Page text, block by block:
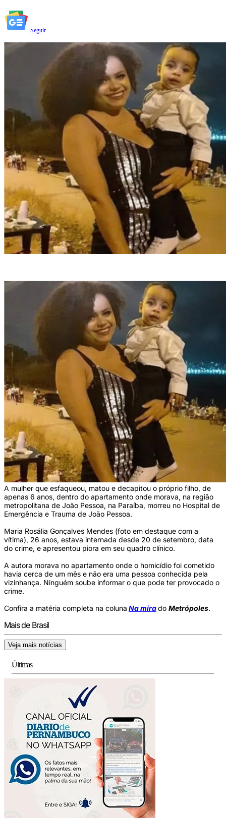
Seguir
A mulher que esfaqueou, matou e decapitou o próprio filho, de
apenas 6 anos, dentro do apartamento onde morava, na região
metropolitana de João Pessoa, na Paraíba, morreu no Hospital de
Emergência e Trauma de João Pessoa.
Maria Rosália Gonçalves Mendes (foto em destaque com a
vítima), 26 anos, estava internada desde 20 de setembro, data
do crime, e apresentou piora em seu quadro clínico.
A autora morava no apartamento onde o homicídio foi cometido
havia cerca de um mês e não era uma pessoa conhecida pela
vizinhança. Ninguém soube informar o que pode ter provocado o
crime.
Confira a matéria completa na coluna Na mirado Metrópoles.
Mais de Brasil
Veja mais notícias
Últimas